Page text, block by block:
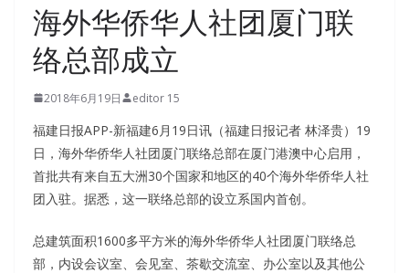
海外华侨华人社团厦门联
络总部成立
2018年6月19日 editor 15
福建日报APP-新福建6月19日讯（福建日报记者 林泽贵）19
日，海外华侨华人社团厦门联络总部在厦门港澳中心启用，
首批共有来自五大洲30个国家和地区的40个海外华侨华人社
团入驻。据悉，这一联络总部的设立系国内首创。
总建筑面积1600多平方米的海外华侨华人社团厦门联络总
部，内设会议室、会见室、茶歇交流室、办公室以及其他公